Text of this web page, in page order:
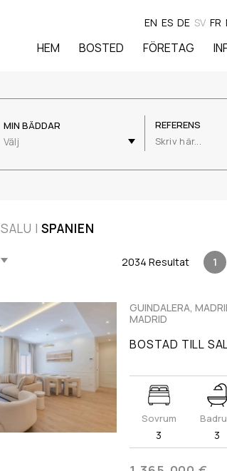
EN ES DE SV FR
HEM BOSTED FÖRETAG
REFERENS
MIN BÄDDAR
Välj
I SPANIEN
2034 Resultat 1
GUINDALERA,
MADRID
BOSTAD TILL
Sovrum
3 3